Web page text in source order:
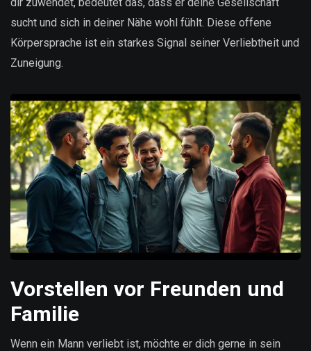
sucht und sich in deiner Nähe wohl fühlt. Diese offene
Körpersprache ist ein starkes Signal seiner Verliebtheit und
Zuneigung.
Vorstellen vor Freunden und
Familie
Wenn ein Mann verliebt ist, möchte er dich gerne in sein